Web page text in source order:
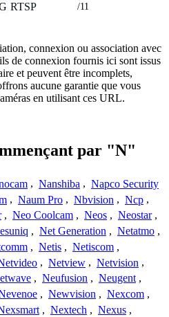
RTSP /11
connexion ou association avec
de connexion fournis ici sont issus
et peuvent être incomplets,
aucune garantie que vous
en utilisant ces URL.
par "N"
, Nanshiba , Napco Security
, Naum Pro , Nbvision , Ncp ,
, Neo Coolcam , Neos , Neostar ,
, Net Generation , Netatmo ,
, Netis , Netiscom ,
, Netview , Netvision ,
, Neufusion , Neugent ,
, Newvision , Nexcom ,
, Nextech , Nexus ,